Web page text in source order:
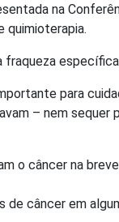
na
quimioterapia.
para
– nem
o câncer na
de câncer em